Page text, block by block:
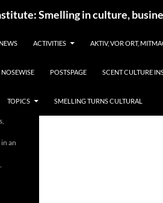
Smelling in culture,
ACTIVITIES AKTIV, VOR ORT,
NOSEWISE POSTSPAGE SCENT CULTURE
TOPICS SMELLING TURNS CULTURAL
an